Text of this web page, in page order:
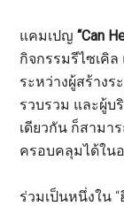
แคมเปญ“Can
กิจกรรมรีไซเคิ
ระหว่างผู้สร้าง
รวบรวม และผู้
เดียวกัน ก็สามา
ครอบคลุมได้ใน
ร่วมเป็นหนึ่งใน